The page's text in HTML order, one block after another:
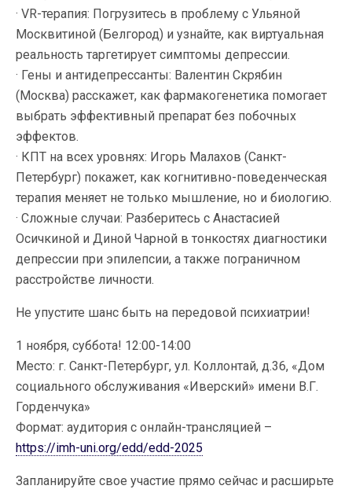
· VR-терапия: Погрузитесь в проблему с Ульяной
Москвитиной (Белгород) и узнайте, как виртуальная
реальность таргетирует симптомы депрессии.
· Гены и антидепрессанты: Валентин Скрябин
(Москва) расскажет, как фармакогенетика помогает
выбрать эффективный препарат без побочных
эффектов.
· КПТ на всех уровнях: Игорь Малахов (Санкт-
Петербург) покажет, как когнитивно-поведенческая
терапия меняет не только мышление, но и биологию.
· Сложные случаи: Разберитесь с Анастасией
Осичкиной и Диной Чарной в тонкостях диагностики
депрессии при эпилепсии, а также пограничном
расстройстве личности.
Не упустите шанс быть на передовой психиатрии!
1 ноября, суббота! 12:00-14:00
Место: г. Санкт-Петербург, ул. Коллонтай, д.36, «Дом
социального обслуживания «Иверский» имени В.Г.
Горденчука»
Формат: аудитория с онлайн-трансляцией –
https://imh-uni.org/edd/edd-2025
Запланируйте свое участие прямо сейчас и расширьте